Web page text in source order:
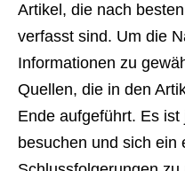
Artikel, die nach
verfasst sind. Um die
Informationen zu
Quellen, die in den
Ende aufgeführt. Es
besuchen und sich ein